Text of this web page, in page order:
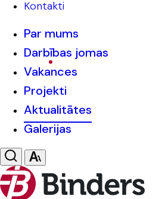
Kontakti
Par mums
Darbības jomas
Vakances
Projekti
Aktualitātes
Galerijas